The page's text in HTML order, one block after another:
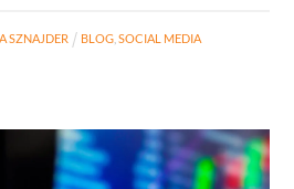
SZNAJDER BLOG, SOCIAL MEDIA